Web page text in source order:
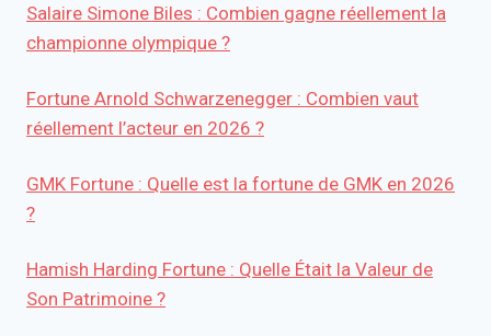
Salaire Simone Biles : Combien gagne réellement la
championne olympique ?
Fortune Arnold Schwarzenegger : Combien vaut
réellement l’acteur en 2026 ?
GMK Fortune : Quelle est la fortune de GMK en 2026
?
Hamish Harding Fortune : Quelle Était la Valeur de
Son Patrimoine ?